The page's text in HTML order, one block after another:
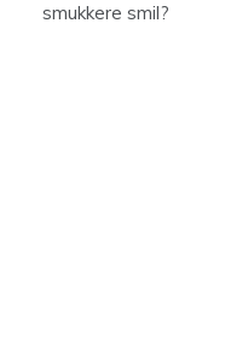
smukkere smil?